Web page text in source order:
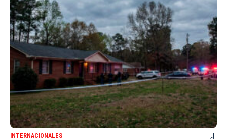
INTERNACIONALES